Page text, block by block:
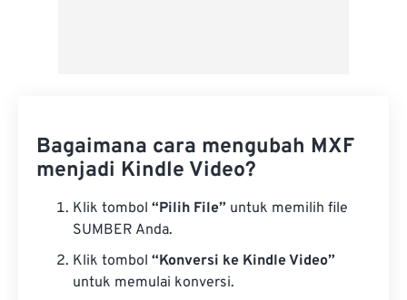
Bagaimana cara mengubah MXF
menjadi Kindle Video?
Klik tombol “Pilih File” untuk memilih file
SUMBER Anda.
Klik tombol “Konversi ke Kindle Video”
untuk memulai konversi.